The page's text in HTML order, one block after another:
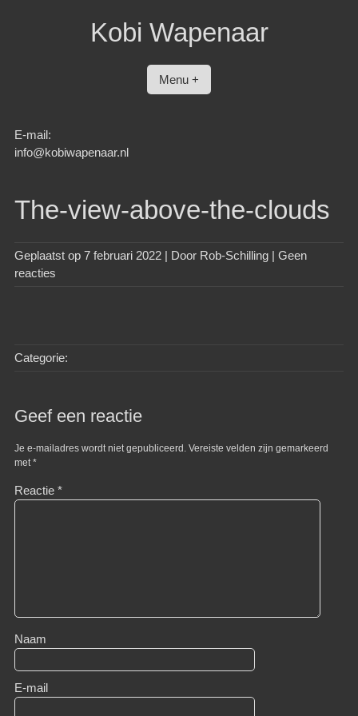
Kobi Wapenaar
Menu +
E-mail:
info@kobiwapenaar.nl
The-view-above-the-clouds
Geplaatst op 7 februari 2022| Door Rob-Schilling| Geen
reacties
Categorie:
Geef een reactie
Je e-mailadres wordt niet gepubliceerd. Vereiste velden zijn gemarkeerd
met*
Reactie *
Naam
E-mail